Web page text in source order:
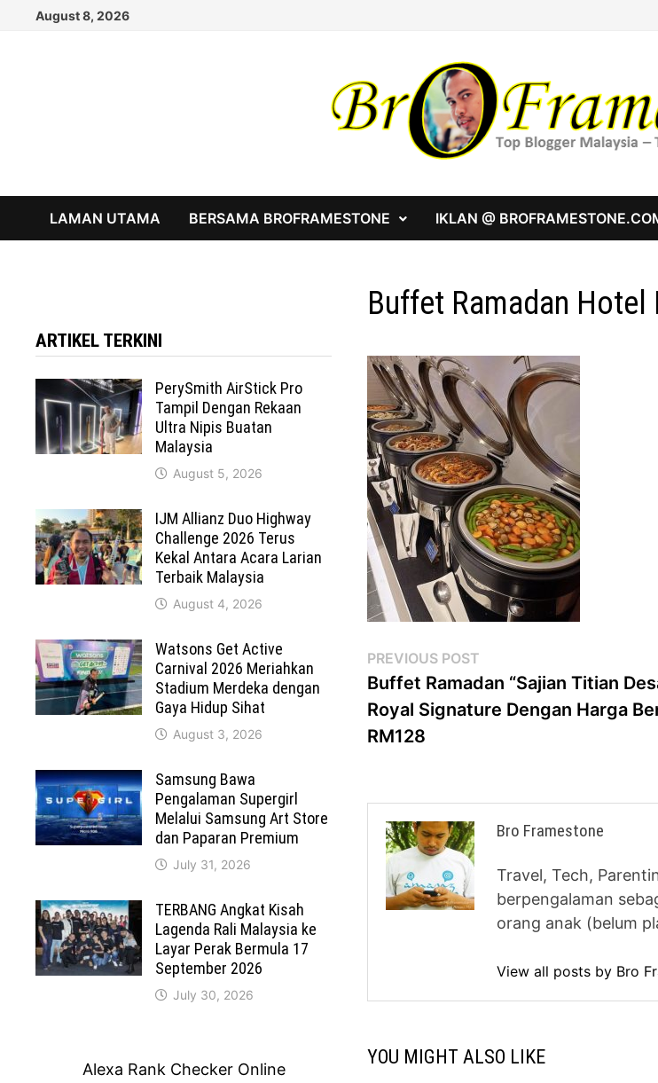
August 8, 2026
LAMAN UTAMA BERSAMA BROFRAMESTONE IKLAN @
Buffet Ramadan Hotel
Post
navigation
PREVIOUS POST
post:
Buffet Ramadan “Sajian Titian
Royal Signature Dengan Harga
RM128
Bro Framestone
Travel, Tech,
berpengalaman
orang anak (belum
View all posts by Bro
YOU MIGHT ALSO LIKE
ARTIKEL TERKINI
PerySmith AirStick Pro
Tampil Dengan Rekaan
Ultra Nipis Buatan
Malaysia
August 5, 2026
IJM Allianz Duo Highway
Challenge 2026 Terus
Kekal Antara Acara Larian
Terbaik Malaysia
August 4, 2026
Watsons Get Active
Carnival 2026 Meriahkan
Stadium Merdeka dengan
Gaya Hidup Sihat
August 3, 2026
Samsung Bawa
Pengalaman Supergirl
Melalui Samsung Art Store
dan Paparan Premium
July 31, 2026
TERBANG Angkat Kisah
Lagenda Rali Malaysia ke
Layar Perak Bermula 17
September 2026
July 30, 2026
Alexa Rank Checker Online